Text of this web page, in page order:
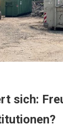
sich: